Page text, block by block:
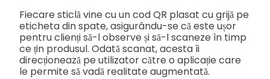
Fiecare sticlă vine cu un cod QR plasat cu grijă pe
eticheta din spate, asigurându-se că este ușor
pentru clienți să-l observe și să-l scaneze în timp
ce țin produsul. Odată scanat, acesta îi
direcționează pe utilizator către o aplicație care
le permite să vadă realitate augmentată.